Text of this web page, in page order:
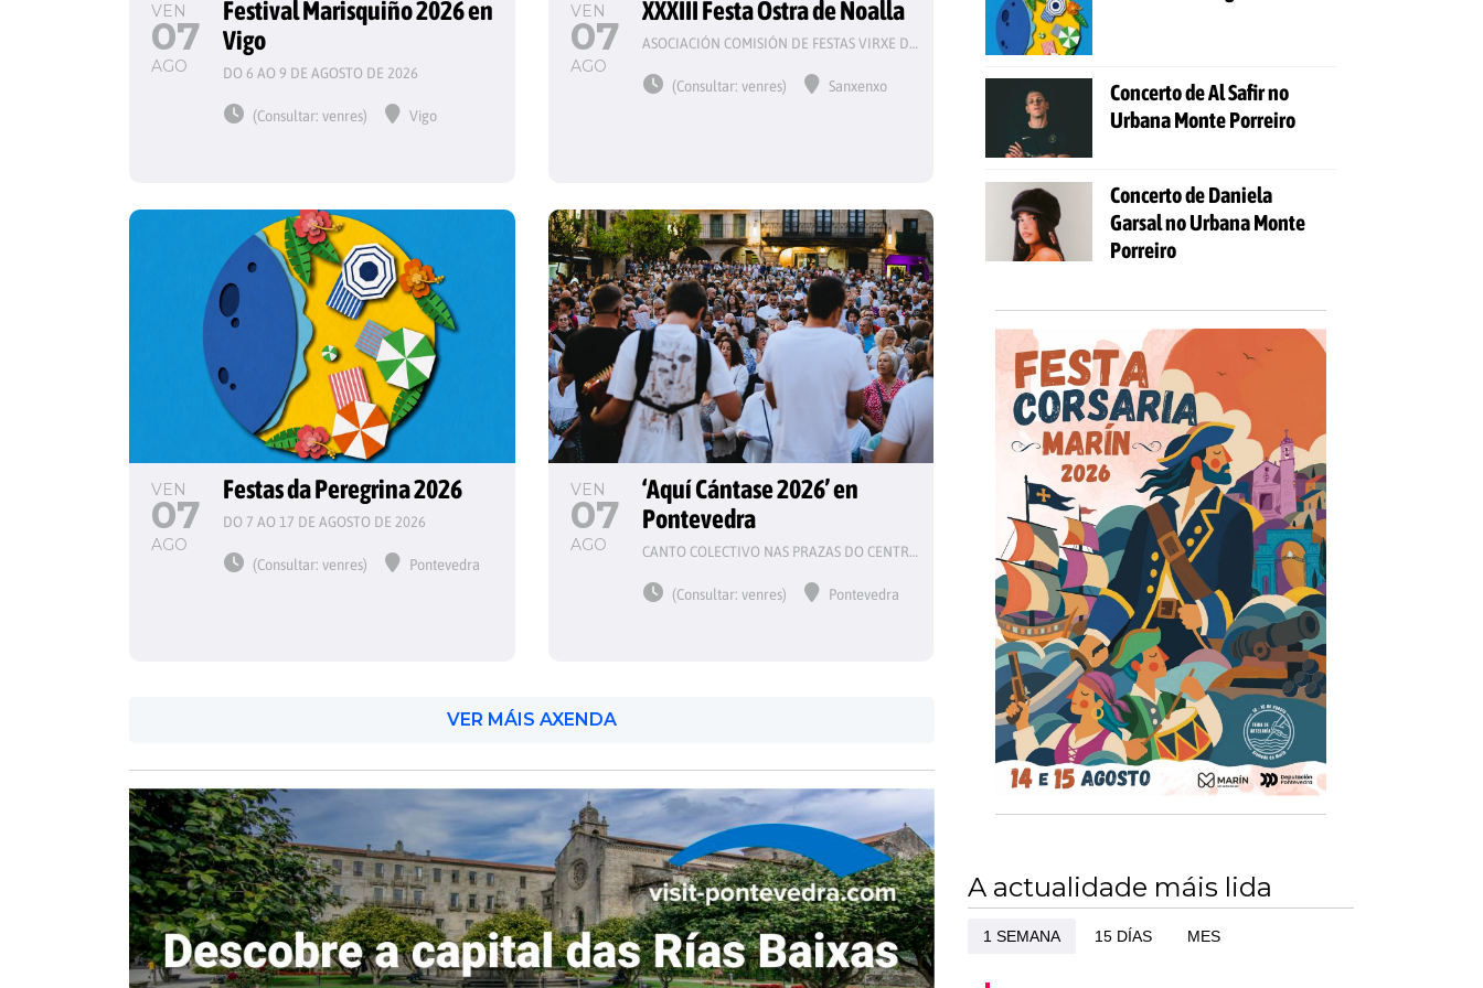
VEN
07
AGO
Festival Marisquiño 2026 en
Vigo
DO 6 AO 9 DE AGOSTO DE 2026
(Consultar: venres) Vigo
VEN
07
AGO
XXXIII Festa Ostra de Noalla
ASOCIACIÓN COMISIÓN DE FESTAS VIRXE DO CARME
(Consultar: venres) Sanxenxo
VEN
07
AGO
Festas da Peregrina 2026
DO 7 AO 17 DE AGOSTO DE 2026
(Consultar: venres) Pontevedra
VEN
07
AGO
‘Aquí Cántase 2026’ en
Pontevedra
CANTO COLECTIVO NAS PRAZAS DO CENTRO HISTÓRICO
(Consultar: venres) Pontevedra
VER MÁIS AXENDA
Concerto de Al Safir no
Urbana Monte Porreiro
Concerto de Daniela
Garsal no Urbana Monte
Porreiro
A actualidade máis lida
1 SEMANA 15 DÍAS MES